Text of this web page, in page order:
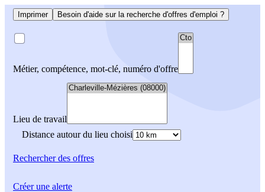
Imprimer Besoin d'aide sur la recherche d'offres d'emploi ?
Métier, compétence, mot-clé, numéro d'offre
Lieu de travail
Distance autour du lieu choisi
Rechercherdes offres
Créer une alerte